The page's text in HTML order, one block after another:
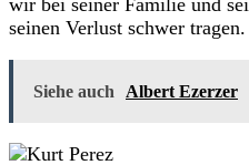
wir bei seiner Familie und
seinen Verlust schwer
Siehe auch Albert Ezerzer